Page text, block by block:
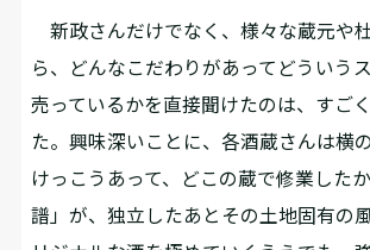
新政さんだけでなく、様々な蔵元や
ら、どんなこだわりがあってどういう
売っているかを直接聞けたのは、すご
た。興味深いことに、各酒蔵さんは横
けっこうあって、どこの蔵で修業した
譜」が、独立したあとその土地固有の